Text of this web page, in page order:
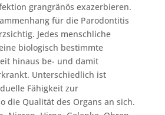
grangränös exazerbieren.
für die Parodontitis
Jedes menschliche
biologisch bestimmte
hinaus be- und damit
Unterschiedlich ist
Fähigkeit zur
die Qualität des Organs an sich.